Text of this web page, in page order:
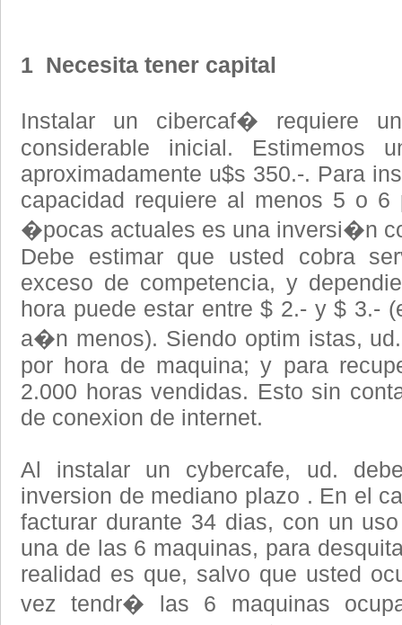
1 Necesita tener capital
Instalar un cibercaf� requiere
considerable inicial. Estimemos
aproximadamente u$s 350.-. Para
capacidad requiere al menos 5 o
�pocas actuales es una inversi�n
Debe estimar que usted cobra
exceso de competencia, y
hora puede estar entre $ 2.- y $ 3.-
a�n menos). Siendo optim istas,
por hora de maquina; y para
2.000 horas vendidas. Esto sin
de conexion de internet.
Al instalar un cybercafe, ud.
inversion de mediano plazo . En el
facturar durante 34 dias, con un
una de las 6 maquinas, para
realidad es que, salvo que usted
vez tendr� las 6 maquinas